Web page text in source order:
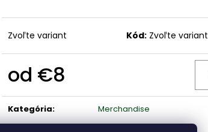
Zvoľte variant Kód: Zvoľte variant
od €8
Kategória: Merchandise